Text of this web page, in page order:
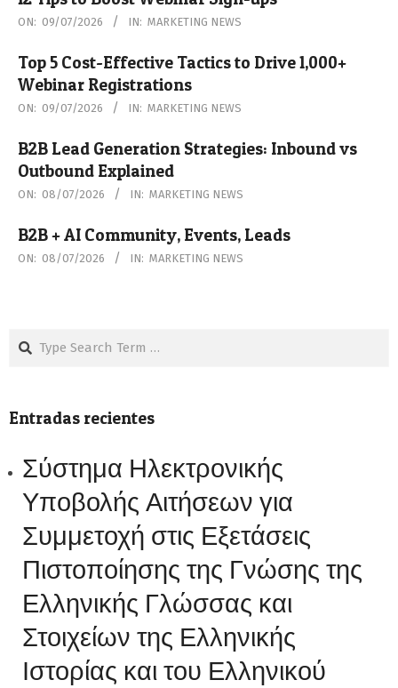
2026-
09
ON: 09/07/2026 IN: MARKETING NEWS
Top 5 Cost-Effective Tactics to Drive 1,000+
Webinar Registrations
2026-
09
ON: 09/07/2026 IN: MARKETING NEWS
B2B Lead Generation Strategies: Inbound vs
Outbound Explained
2026-
08
ON: 08/07/2026 IN: MARKETING NEWS
B2B + AI Community, Events, Leads
2026-
ON: 08/07/2026 IN: MARKETING NEWS
Search
Entradas recientes
Σύστημα Ηλεκτρονικής
Υποβολής Αιτήσεων για
Συμμετοχή στις Εξετάσεις
Πιστοποίησης της Γνώσης της
Ελληνικής Γλώσσας και
Στοιχείων της Ελληνικής
Ιστορίας και του Ελληνικού